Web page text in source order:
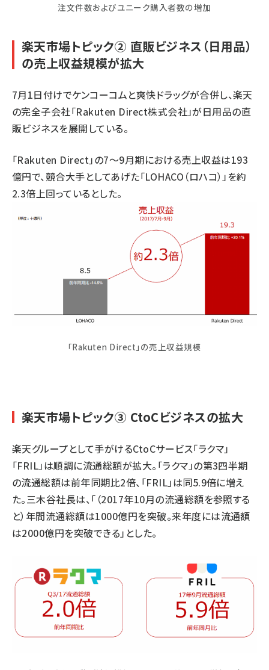
注文件数およびユニーク購入者数の増加
楽天市場トピック② 直販ビジネス（日用品）
の売上収益規模が拡大
7月1日付けでケンコーコムと爽快ドラッグが合併し、楽天
の完全子会社「Rakuten Direct株式会社」が日用品の直
販ビジネスを展開している。
「Rakuten Direct」の7～9月期における売上収益は193
億円で、競合大手としてあげた「LOHACO（ロハコ）」を約
2.3倍上回っているとした。
「Rakuten Direct」の売上収益規模
楽天市場トピック③ CtoCビジネスの拡大
楽天グループとして手がけるCtoCサービス「ラクマ」
「FRIL」は順調に流通総額が拡大。「ラクマ」の第3四半期
の流通総額は前年同期比2倍、「FRIL」は同5.9倍に増え
た。三木谷社長は、「（2017年10月の流通総額を参照する
と）年間流通総額は1000億円を突破。来年度には流通額
は2000億円を突破できる」とした。